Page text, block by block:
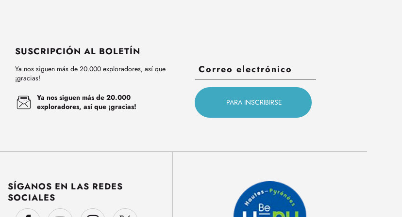
SUSCRIPCIÓN AL BOLETÍN
Ya nos siguen más de 20.000 exploradores, así que
¡gracias!
Ya nos siguen más de 20.000
exploradores, así que ¡gracias!
SÍGANOS EN LAS REDES
SOCIALES